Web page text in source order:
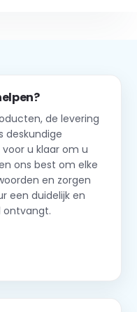
de levering
deskundige
u klaar om u
ons best om elke
en zorgen
een duidelijk en
ontvangt.